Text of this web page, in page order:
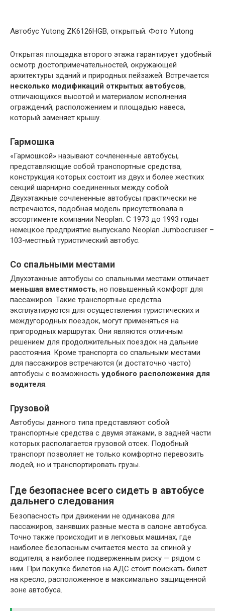
Автобус Yutong ZK6126HGB, открытый. Фото Yutong
Открытая площадка второго этажа гарантирует удобный
осмотр достопримечательностей, окружающей
архитектуры зданий и природных пейзажей. Встречается
несколько модификаций открытых автобусов,
отличающихся высотой и материалом исполнения
ограждений, расположением и площадью навеса,
который заменяет крышу.
Гармошка
«Гармошкой» называют сочлененные автобусы,
представляющие собой транспортные средства,
конструкция которых состоит из двух и более жестких
секций шарнирно соединенных между собой.
Двухэтажные сочлененные автобусы практически не
встречаются, подобная модель присутствовала в
ассортименте компании Neoplan. С 1973 до 1993 годы
немецкое предприятие выпускало Neoplan Jumbocruiser –
103-местный туристический автобус.
Со спальными местами
Двухэтажные автобусы со спальными местами отличает
меньшая вместимость, но повышенный комфорт для
пассажиров. Такие транспортные средства
эксплуатируются для осуществления туристических и
междугородных поездок, могут применяться на
пригородных маршрутах. Они являются отличным
решением для продолжительных поездок на дальние
расстояния. Кроме транспорта со спальными местами
для пассажиров встречаются (и достаточно часто)
автобусы с возможность удобного расположения для
водителя.
Грузовой
Автобусы данного типа представляют собой
транспортные средства с двумя этажами, в задней части
которых располагается грузовой отсек. Подобный
транспорт позволяет не только комфортно перевозить
людей, но и транспортировать грузы.
Где безопаснее всего сидеть в автобусе
дальнего следования
Безопасность при движении не одинакова для
пассажиров, занявших разные места в салоне автобуса.
Точно также происходит и в легковых машинах, где
наиболее безопасным считается место за спиной у
водителя, а наиболее подверженным риску — рядом с
ним. При покупке билетов на АДС стоит поискать билет
на кресло, расположенное в максимально защищенной
зоне автобуса.